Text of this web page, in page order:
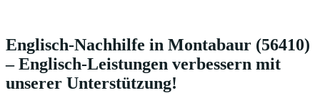
Englisch-Nachhilfe in Montabaur (56410)
– Englisch-Leistungen verbessern mit
unserer Unterstützung!